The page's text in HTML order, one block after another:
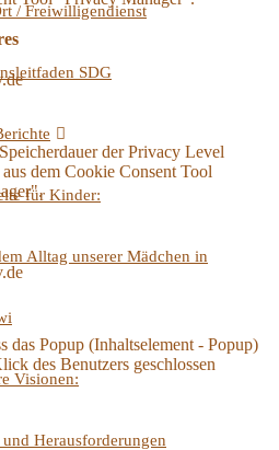
/ Freiwilligendienst
SDG
für Kinder:
Alltag unserer Mädchen in
Visionen:
und Herausforderungen
der Privacy Level
dem Cookie Consent Tool
das Popup (Inhaltselement - Popup)
des Benutzers geschlossen